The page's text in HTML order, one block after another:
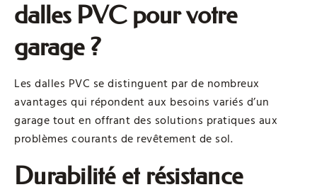
dalles PVC pour votre
garage ?
Les dalles PVC se distinguent par de nombreux
avantages qui répondent aux besoins variés d’un
garage tout en offrant des solutions pratiques aux
problèmes courants de revêtement de sol.
Durabilité et résistance